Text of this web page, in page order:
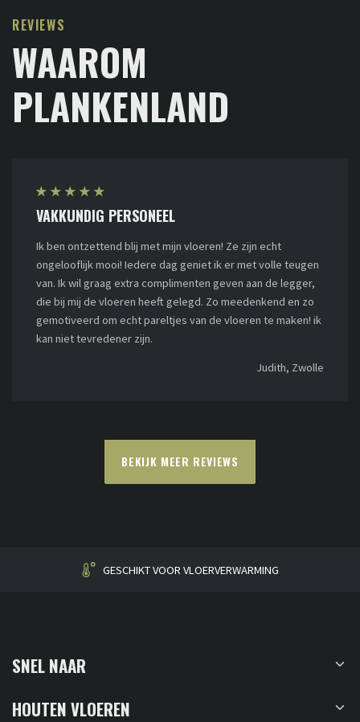
REVIEWS
WAAROM
PLANKENLAND
★ ★ ★ ★ ★
VAKKUNDIG PERSONEEL
Ik ben ontzettend blij met mijn vloeren! Ze zijn echt
ongelooflijk mooi! Iedere dag geniet ik er met volle teugen
van. Ik wil graag extra complimenten geven aan de legger,
die bij mij de vloeren heeft gelegd. Zo meedenkend en zo
gemotiveerd om echt pareltjes van de vloeren te maken! ik
kan niet tevredener zijn.
Judith, Zwolle
BEKIJK MEER REVIEWS
HUISGEMAAKT
SNEL NAAR
HOUTEN VLOEREN